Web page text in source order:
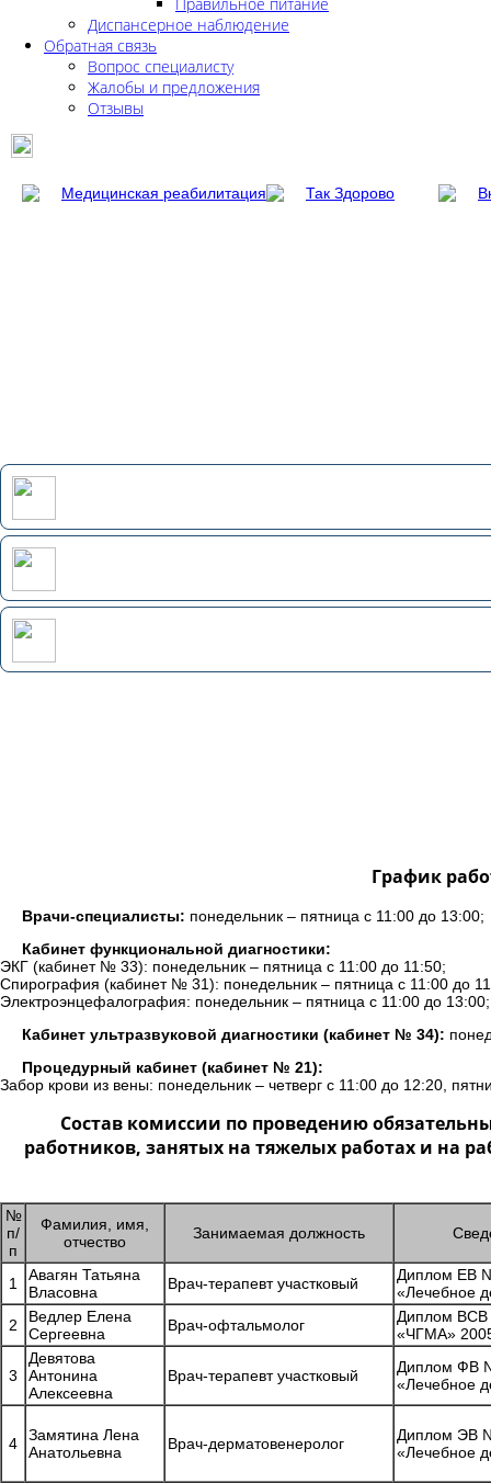
Диспансерное наблюдение
Обратная связь
Вопрос специалисту
Жалобы и предложения
Отзывы
График
Врачи-специалисты: понедельник – пятница с 11:00 до 13:00;
Кабинет функциональной диагностики:
ЭКГ (кабинет № 33): понедельник – пятница с 11:00 до 11:50;
Спирография (кабинет № 31): понедельник – пятница с 11:00 до
Электроэнцефалография: понедельник – пятница с 11:00 до 13:00;
Кабинет ультразвуковой диагностики (кабинет № 34):
Процедурный кабинет (кабинет № 21):
Забор крови из вены: понедельник – четверг с 11:00 до 12:20,
Состав комиссии по проведению
работников, занятых на тяжелых работах и на
№
п/
п
Фамилия, имя,
отчество
Занимаемая должность
1
Авагян Татьяна
Власовна
Врач-терапевт участковый
Диплом ЕВ
«Лечебное
2
Ведлер Елена
Сергеевна
Врач-офтальмолог
Диплом
«ЧГМА»
3
Девятова
Антонина
Алексеевна
Врач-терапевт участковый
Диплом ФВ
«Лечебное
4
Замятина Лена
Анатольевна
Врач-дерматовенеролог
Диплом ЭВ
«Лечебное